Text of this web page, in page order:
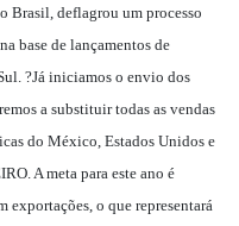
Brasil, deflagrou um processo
base de lançamentos de
?Já iniciamos o envio dos
a substituir todas as vendas
do México, Estados Unidos e
A meta para este ano é
exportações, o que representará